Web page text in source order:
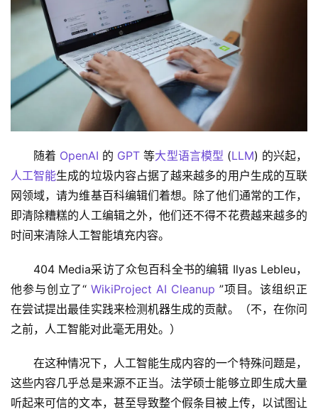
随着 OpenAI 的 GPT 等大型语言模型 (LLM) 的兴起，
人工智能生成的垃圾内容占据了越来越多的用户生成的互联
网领域，请为维基百科编辑们着想。除了他们通常的工作，
即清除糟糕的人工编辑之外，他们还不得不花费越来越多的
时间来清除人工智能填充内容。
404 Media采访了众包百科全书的编辑 Ilyas Lebleu，
他参与创立了“ WikiProject AI Cleanup ”项目。该组织正
在尝试提出最佳实践来检测机器生成的贡献。（不，在你问
之前，人工智能对此毫无用处。）
在这种情况下，人工智能生成内容的一个特殊问题是，
这些内容几乎总是来源不正当。法学硕士能够立即生成大量
听起来可信的文本，甚至导致整个假条目被上传，以试图让